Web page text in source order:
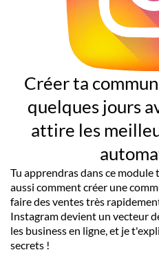
Créer ta
quelques jours
attire les
Tu apprendras dans ce
aussi comment créer une
faire des ventes très
Instagram devient un vecteur
les business en ligne, et je
secrets !